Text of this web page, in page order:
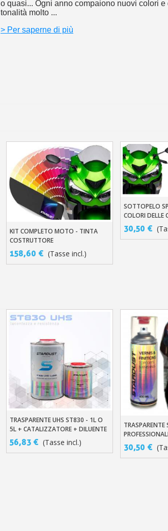
o quasi... Ogni anno compaiono nuovi colori
tonalità molto ...
> Per saperne di più
Aggiungi Al Carrello
KIT COMPLETO MOTO - TINTA
COSTRUTTORE
158,60 € (Tasse incl.)
Aggiungi
SOTTOPELO
COLORI DELLE
30,50 €
Aggiungi Al Carrello
TRASPARENTE UHS ST830 - 1L O
5L + CATALIZZATORE + DILUENTE
56,83 € (Tasse incl.)
Aggiungi Al
TRASPARENTE
30,50 €